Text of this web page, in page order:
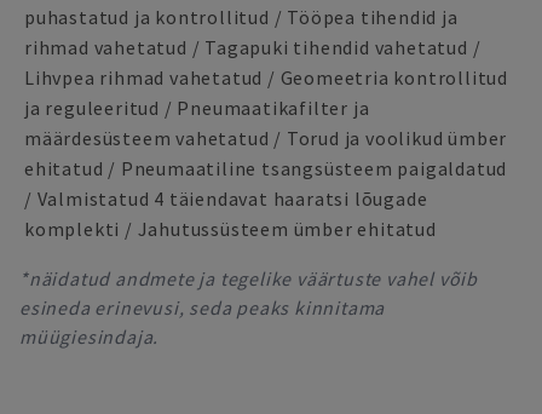
puhastatud ja kontrollitud / Tööpea tihendid ja
rihmad vahetatud / Tagapuki tihendid vahetatud /
Lihvpea rihmad vahetatud / Geomeetria kontrollitud
ja reguleeritud / Pneumaatikafilter ja
määrdesüsteem vahetatud / Torud ja voolikud ümber
ehitatud / Pneumaatiline tsangsüsteem paigaldatud
/ Valmistatud 4 täiendavat haaratsi lõugade
komplekti / Jahutussüsteem ümber ehitatud
*näidatud andmete ja tegelike väärtuste vahel võib
esineda erinevusi, seda peaks kinnitama
müügiesindaja.